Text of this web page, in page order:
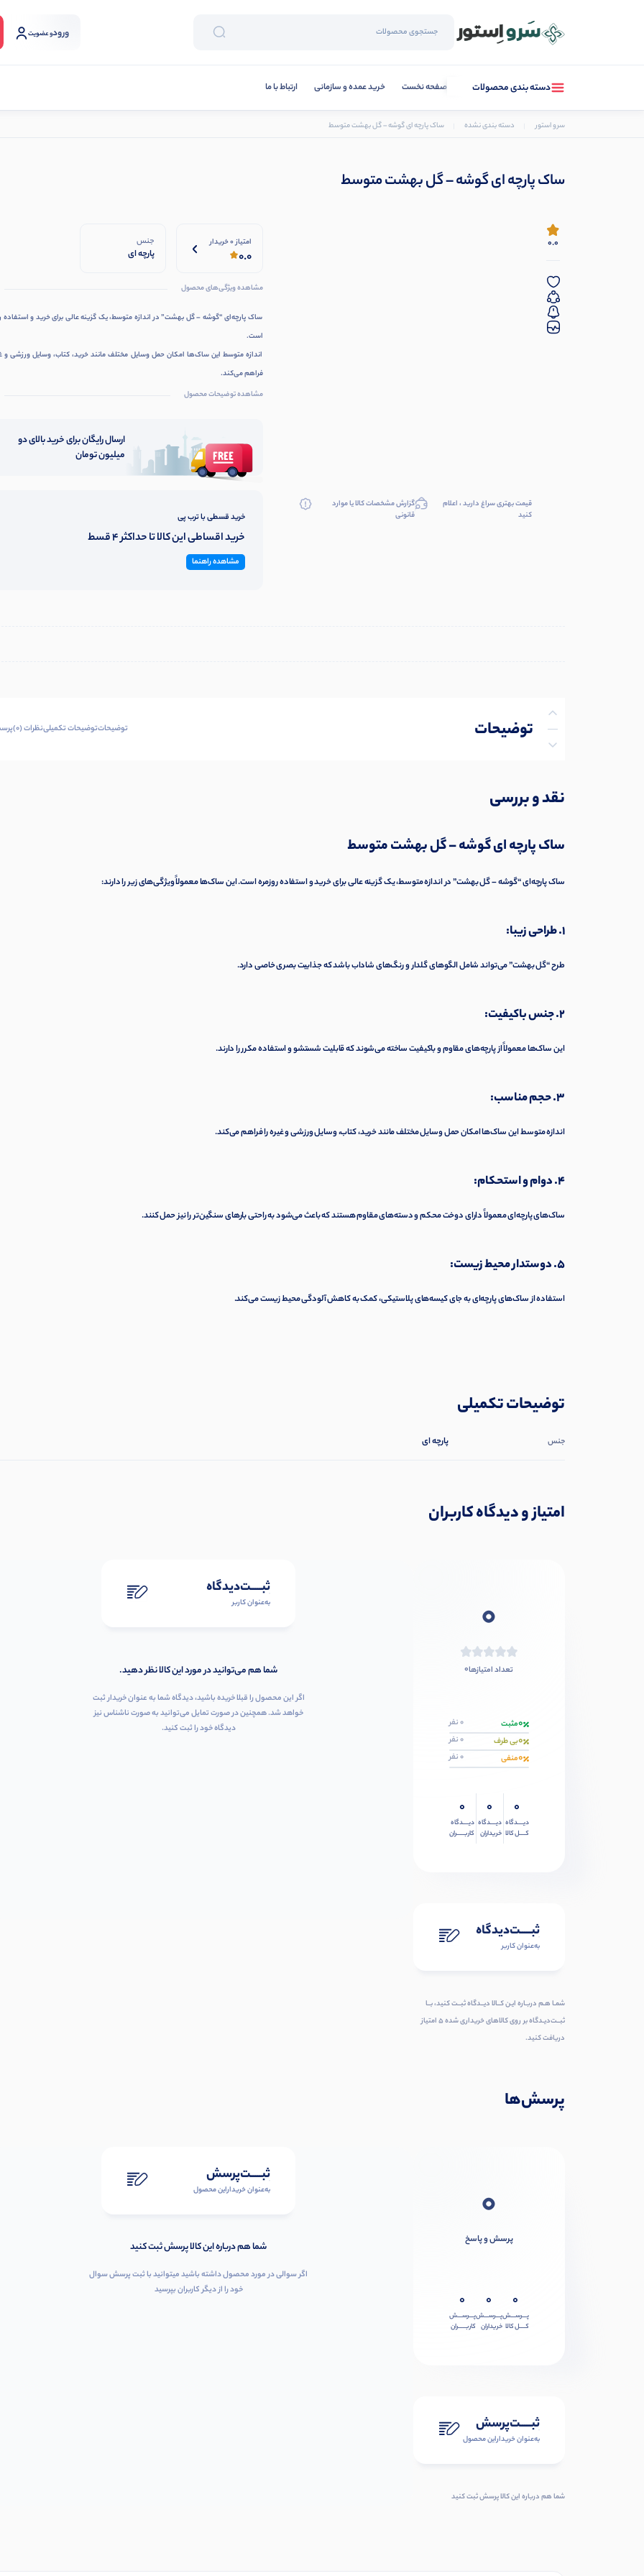
ورودو عضویت
دسته بندی محصولات صفحه نخست خرید عمده و سازمانی ارتباط با ما
سرو استور دسته بندی نشده ساک پارچه ای گوشه – گل بهشت متوسط
ساک پارچه ای گوشه – گل بهشت متوسط
0.0
قیمت بهتری سراغ دارید ، اعلام
کنید
گزارش مشخصات کالا یا موارد
قانونی
امتیاز 0 خریدار
0.0
جنس
پارچه ای
مشاهده ویژگی‌های محصول
ساک پارچه‌ای “گوشه – گل بهشت” در اندازه متوسط، یک گزینه عالی برای خرید و استفاده
است.
اندازه متوسط این ساک‌ها امکان حمل وسایل مختلف مانند خرید، کتاب، وسایل ورزشی و
فراهم می‌کند.
مشاهده توضیحات محصول
ارسال رایگان برای خرید بالای دو
میلیون تومان
خرید قسطی با ترب پی
خرید اقساطی این کالا تا حداکثر 4 قسط
مشاهده راهنما
توضیحات
نظرات (0)
پرسش‌ها
توضیحاتتوضیحات تکمیلینظرات (0)
نقد و بررسی
ساک پارچه ای گوشه – گل بهشت متوسط
ساک پارچه‌ای “گوشه – گل بهشت” در اندازه متوسط، یک گزینه عالی برای خرید و استفاده روزمره است. این ساک‌ها معمولاً ویژگی‌های زیر را دارند:
1. طراحی زیبا:
طرح “گل بهشت” می‌تواند شامل الگوهای گلدار و رنگ‌های شاداب باشد که جذابیت بصری خاصی دارد.
2. جنس باکیفیت:
این ساک‌ها معمولاً از پارچه‌های مقاوم و باکیفیت ساخته می‌شوند که قابلیت شستشو و استفاده مکرر را دارند.
3. حجم مناسب:
اندازه متوسط این ساک‌ها امکان حمل وسایل مختلف مانند خرید، کتاب، وسایل ورزشی و غیره را فراهم می‌کند.
4. دوام و استحکام:
ساک‌های پارچه‌ای معمولاً دارای دوخت محکم و دسته‌های مقاوم هستند که باعث می‌شود به راحتی بارهای سنگین‌تر را نیز حمل کنند.
5. دوستدار محیط زیست:
استفاده از ساک‌های پارچه‌ای به جای کیسه‌های پلاستیکی، کمک به کاهش آلودگی محیط زیست می‌کند.
توضیحات تکمیلی
جنس پارچه ای
امتیاز و دیدگاه کاربران
0
تعداد امتیازها0
0مثبت 0 نفر
0بی طرف 0 نفر
0منفی 0 نفر
0
دیــــدگاه
کــــل کالا
0
دیــــدگاه
خریداران
0
دیــــدگاه
کاربـــــران
ثبـــــت‌دیدگاه
به‌عنوان کاربر
شمـا هـم دربـاره ایـن کــالا دیــدگاه ثبــت کنید، بــا
ثبــت‌دیـدگاه بر روی کالاهای خریداری شده ۵ امتیاز
دریافت کنید.
ثبـــــت‌دیدگاه
به‌عنوان کاربر
شما هم می‌توانید در مورد این کالا نظر دهید.
اگر این محصول را قبلا خریده باشید، دیدگاه شما به عنوان خریدار ثبت
خواهد شد. همچنین در صورت تمایل می‌توانید به صورت ناشناس نیز
دیدگاه خود را ثبت کنید.
پرسش‌ها
0
پرسش و پاسخ
0
پـــرســـش
کــــل کالا
0
پـــرســـش
خریداران
0
پـــرســـش
کاربـــــران
ثبـــــت‌پرسش
به‌عنوان ‌خریدار‌این‌ محصول
شما هم درباره این کالا پرسش ثبت کنید
ثبـــــت‌پرسش
به‌عنوان ‌خریدار‌این‌ محصول
شما هم درباره این کالا پرسش ثبت کنید
اگر سوالی در مورد محصول داشته باشید میتوانید با ثبت پرسش سوال
خود را از دیگر کاربران بپرسید